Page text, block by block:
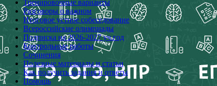
Тренировочные варианты
Разговоры о важном
Итоговое устное собеседование
Всероссийские олимпиады
Подписка на 2026-2027 уч.год
Контрольные работы
Сочинения
Полезные материалы и статьи
Как получить задания и ответы
Помощь